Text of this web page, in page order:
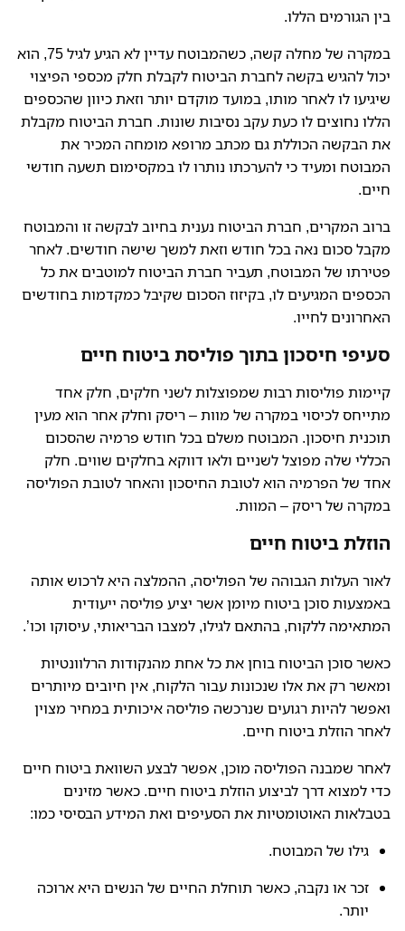
בין הגורמים הללו.
במקרה של מחלה קשה, כשהמבוטח עדיין לא הגיע לגיל 75, הוא
יכול להגיש בקשה לחברת הביטוח לקבלת חלק מכספי הפיצוי
שיגיעו לו לאחר מותו, במועד מוקדם יותר וזאת כיוון שהכספים
הללו נחוצים לו כעת עקב נסיבות שונות. חברת הביטוח מקבלת
את הבקשה הכוללת גם מכתב מרופא מומחה המכיר את
המבוטח ומעיד כי להערכתו נותרו לו במקסימום תשעה חודשי
חיים.
ברוב המקרים, חברת הביטוח נענית בחיוב לבקשה זו והמבוטח
מקבל סכום נאה בכל חודש וזאת למשך שישה חודשים. לאחר
פטירתו של המבוטח, תעביר חברת הביטוח למוטבים את כל
הכספים המגיעים לו, בקיזוז הסכום שקיבל כמקדמות בחודשים
האחרונים לחייו.
סעיפי חיסכון בתוך פוליסת ביטוח חיים
קיימות פוליסות רבות שמפוצלות לשני חלקים, חלק אחד
מתייחס לכיסוי במקרה של מוות – ריסק וחלק אחר הוא מעין
תוכנית חיסכון. המבוטח משלם בכל חודש פרמיה שהסכום
הכללי שלה מפוצל לשניים ולאו דווקא בחלקים שווים. חלק
אחד של הפרמיה הוא לטובת החיסכון והאחר לטובת הפוליסה
במקרה של ריסק – המוות.
הוזלת ביטוח חיים
לאור העלות הגבוהה של הפוליסה, ההמלצה היא לרכוש אותה
באמצעות סוכן ביטוח מיומן אשר יציע פוליסה ייעודית
המתאימה ללקוח, בהתאם לגילו, למצבו הבריאותי, עיסוקו וכו’.
כאשר סוכן הביטוח בוחן את כל אחת מהנקודות הרלוונטיות
ומאשר רק את אלו שנכונות עבור הלקוח, אין חיובים מיותרים
ואפשר להיות רגועים שנרכשה פוליסה איכותית במחיר מצוין
לאחר הוזלת ביטוח חיים.
לאחר שמבנה הפוליסה מוכן, אפשר לבצע השוואת ביטוח חיים
כדי למצוא דרך לביצוע הוזלת ביטוח חיים. כאשר מזינים
בטבלאות האוטומטיות את הסעיפים ואת המידע הבסיסי כמו:
גילו של המבוטח.
זכר או נקבה, כאשר תוחלת החיים של הנשים היא ארוכה
יותר.